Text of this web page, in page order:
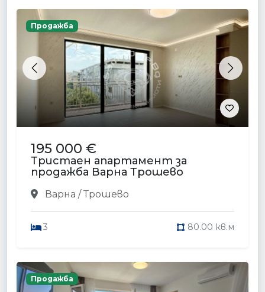
Previous Next
Продажба
195 000 €
Тристаен апартамент за
продажба Варна Трошево
Варна / Трошево
3 80.00 кв.м
Продажба